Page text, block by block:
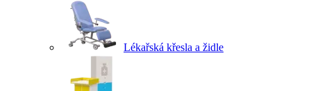
Lékařská křesla a židle